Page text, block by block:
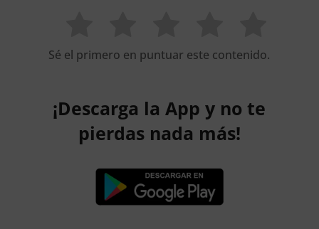
Sé el primero en puntuar este contenido.
¡Descarga la App y no te
pierdas nada más!